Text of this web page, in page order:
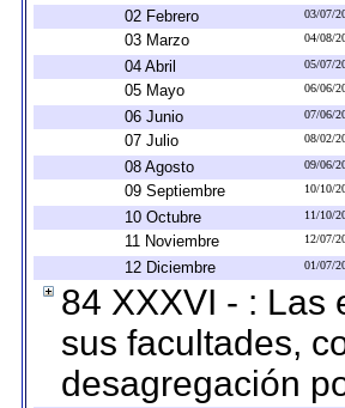
02 Febrero 03/07/
03 Marzo 04/08/
04 Abril 05/07/
05 Mayo 06/06/
06 Junio 07/06/
07 Julio 08/02/
08 Agosto 09/06/
09 Septiembre 10/10/
10 Octubre 11/10/
11 Noviembre 12/07/
12 Diciembre 01/07/
84 XXXVI - : Las
sus facultades,
desagregación